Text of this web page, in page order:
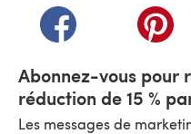
(s'ouvre dans un
Abonnez-vous pour
réduction de 15 %
Les messages de